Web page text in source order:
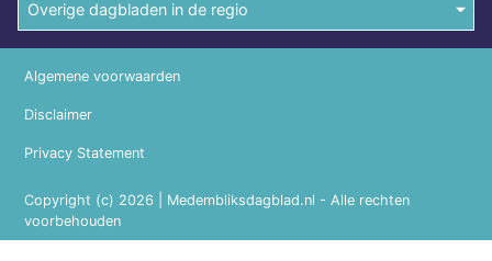
Overige dagbladen in de regio
Copyright (c) 2026 | Medembliksdagblad.nl - Alle rechten
voorbehouden
Algemene voorwaarden
Disclaimer
Privacy Statement